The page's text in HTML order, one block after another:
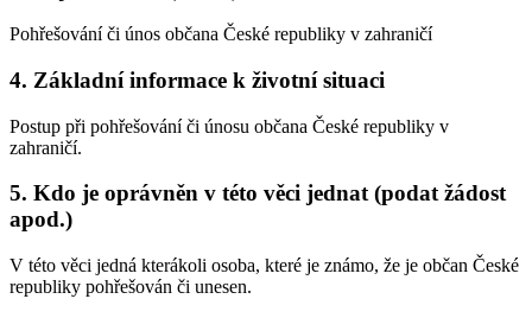
Pohřešování či únos občana České republiky v zahraničí
4. Základní informace k životní situaci
Postup při pohřešování či únosu občana České republiky v
zahraničí.
5. Kdo je oprávněn v této věci jednat (podat žádost
apod.)
V této věci jedná kterákoli osoba, které je známo, že je občan České
republiky pohřešován či unesen.